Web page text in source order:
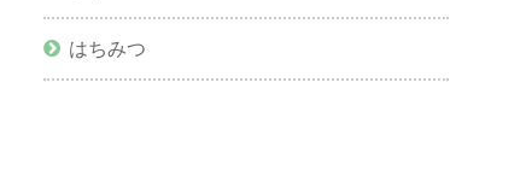
はちみつ